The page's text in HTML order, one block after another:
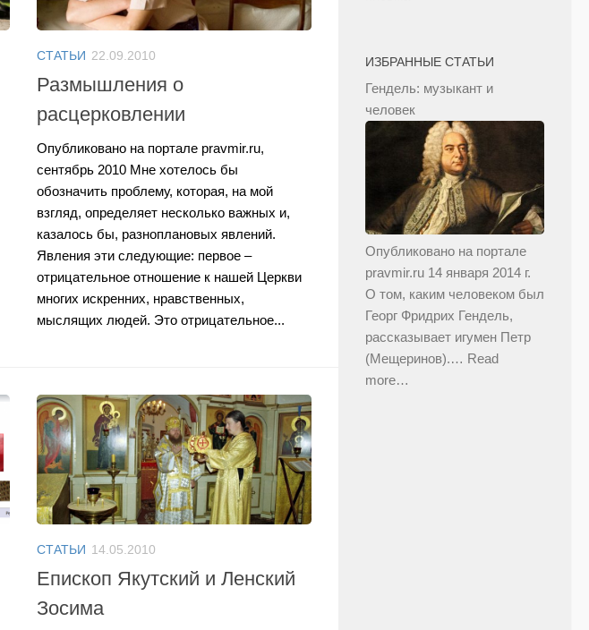
СТАТЬИ 22.09.2010
Размышления о
расцерковлении
Опубликовано на портале pravmir.ru,
сентябрь 2010 Мне хотелось бы
обозначить проблему, которая, на мой
взгляд, определяет несколько важных и,
казалось бы, разноплановых явлений.
Явления эти следующие: первое –
отрицательное отношение к нашей Церкви
многих искренних, нравственных,
мыслящих людей. Это отрицательное...
СТАТЬИ 14.05.2010
Епископ Якутский и Ленский
Зосима
ИЗБРАННЫЕ СТАТЬИ
Гендель: музыкант и
человек
Опубликовано на портале
pravmir.ru 14 января 2014 г.
О том, каким человеком был
Георг Фридрих Гендель,
рассказывает игумен Петр
(Мещеринов).… Read
more…